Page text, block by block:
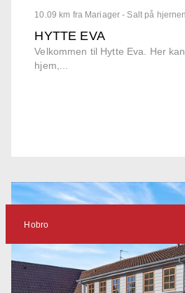
10.09 km fra Mariager - Salt på hjernen
HYTTE EVA
Velkommen til Hytte Eva. Her
hjem,...
Hobro